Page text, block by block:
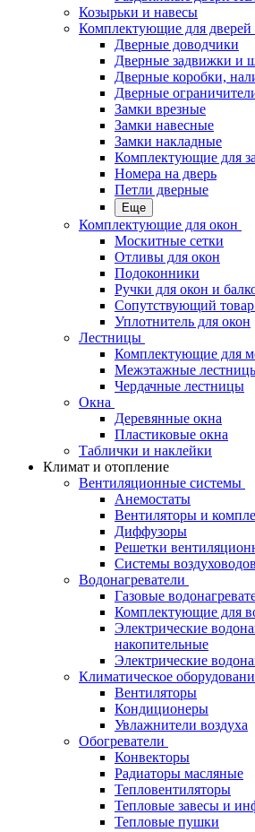
Козырьки и навесы
Комплектующие для дверей
Дверные доводчики
Дверные задвижки и
Дверные коробки,
Дверные
Замки врезные
Замки навесные
Замки накладные
Комплектующие для
Номера на дверь
Петли дверные
Еще
Комплектующие для окон
Москитные сетки
Отливы для окон
Подоконники
Ручки для окон и
Сопутствующий
Уплотнитель для окон
Лестницы
Комплектующие для
Межэтажные
Чердачные лестницы
Окна
Деревянные окна
Пластиковые окна
Таблички и наклейки
Климат и отопление
Вентиляционные системы
Анемостаты
Вентиляторы и
Диффузоры
Решетки
Системы
Водонагреватели
Газовые
Комплектующие для
Электрические
накопительные
Электрические
Климатическое
Вентиляторы
Кондиционеры
Увлажнители воздуха
Обогреватели
Конвекторы
Радиаторы масляные
Тепловентиляторы
Тепловые завесы и
Тепловые пушки